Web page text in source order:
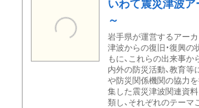
いわて震災津波
～
岩手県が運営するアー
津波からの復旧・復興の
もに、これらの出来事
内外の防災活動、教育等
や防災関係機関の協力
集した震災津波関連資
類し、それぞれのテー